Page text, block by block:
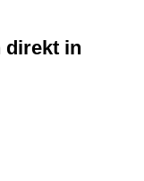
direkt in